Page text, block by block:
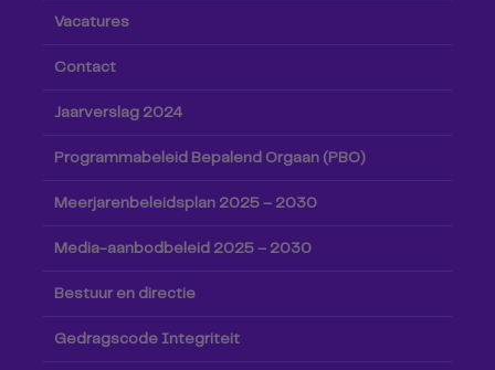
Vacatures
Contact
Jaarverslag 2024
Programmabeleid Bepalend Orgaan (PBO)
Meerjarenbeleidsplan 2025 – 2030
Media-aanbodbeleid 2025 – 2030
Bestuur en directie
Gedragscode Integriteit